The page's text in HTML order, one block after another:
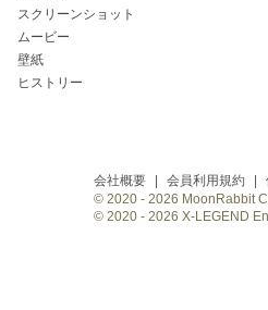
スクリーンショット
ムービー
壁紙
ヒストリー
会社概要 会員利用規約
© 2020 - 2026 MoonRabbit
© 2020 - 2026 X-LEGEND